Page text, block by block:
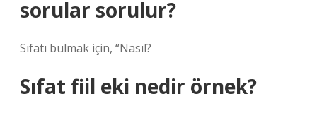
sorular sorulur?
Sıfatı bulmak için, “Nasıl?
Sıfat fiil eki nedir örnek?